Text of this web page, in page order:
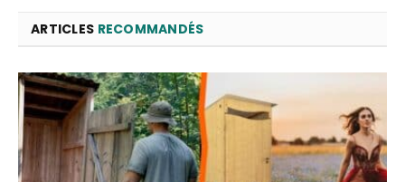
ARTICLES RECOMMANDÉS